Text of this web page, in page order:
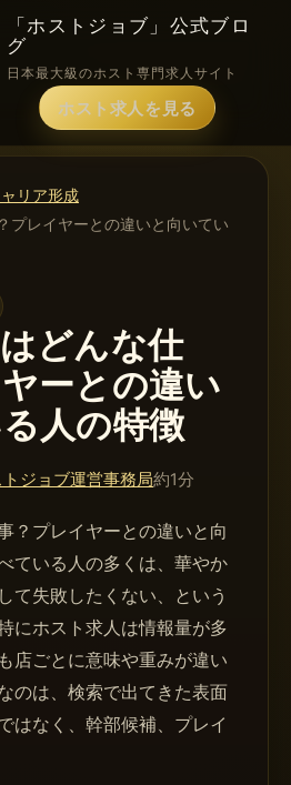
「ホストジョブ」公式ブロ
グ
日本最大級のホスト専門求人サイト
ホスト求人を見る
リア形成
プレイヤーとの違いと向いてい
どんな仕
ーとの違い
人の特徴
ジョブ運営事務局約1分
？プレイヤーとの違いと向
ている人の多くは、華やか
て失敗したくない、という
にホスト求人は情報量が多
店ごとに意味や重みが違い
のは、検索で出てきた表面
はなく、幹部候補、プレイ